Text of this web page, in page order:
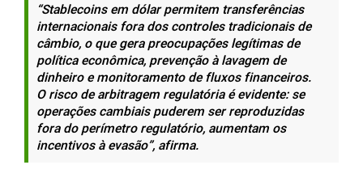
“Stablecoins em dólar permitem transferências
internacionais fora dos controles tradicionais de
câmbio, o que gera preocupações legítimas de
política econômica, prevenção à lavagem de
dinheiro e monitoramento de fluxos financeiros.
O risco de arbitragem regulatória é evidente: se
operações cambiais puderem ser reproduzidas
fora do perímetro regulatório, aumentam os
incentivos à evasão”, afirma.